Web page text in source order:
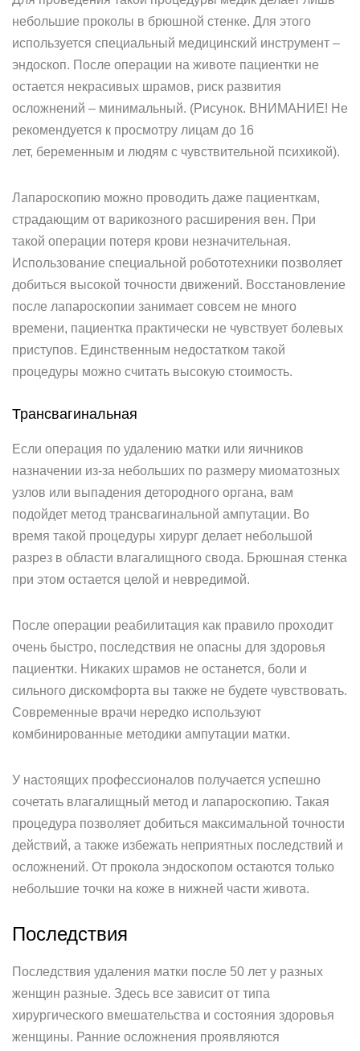
небольшие проколы в брюшной стенке. Для этого
используется специальный медицинский инструмент –
эндоскоп. После операции на животе пациентки не
остается некрасивых шрамов, риск развития
осложнений – минимальный. (Рисунок. ВНИМАНИЕ! Не
рекомендуется к просмотру лицам до 16
лет, беременным и людям с чувствительной психикой).
Лапароскопию можно проводить даже пациенткам,
страдающим от варикозного расширения вен. При
такой операции потеря крови незначительная.
Использование специальной робототехники позволяет
добиться высокой точности движений. Восстановление
после лапароскопии занимает совсем не много
времени, пациентка практически не чувствует болевых
приступов. Единственным недостатком такой
процедуры можно считать высокую стоимость.
Трансвагинальная
Если операция по удалению матки или яичников
назначении из-за небольших по размеру миоматозных
узлов или выпадения детородного органа, вам
подойдет метод трансвагинальной ампутации. Во
время такой процедуры хирург делает небольшой
разрез в области влагалищного свода. Брюшная стенка
при этом остается целой и невредимой.
После операции реабилитация как правило проходит
очень быстро, последствия не опасны для здоровья
пациентки. Никаких шрамов не останется, боли и
сильного дискомфорта вы также не будете чувствовать.
Современные врачи нередко используют
комбинированные методики ампутации матки.
У настоящих профессионалов получается успешно
сочетать влагалищный метод и лапароскопию. Такая
процедура позволяет добиться максимальной точности
действий, а также избежать неприятных последствий и
осложнений. От прокола эндоскопом остаются только
небольшие точки на коже в нижней части живота.
Последствия
Последствия удаления матки после 50 лет у разных
женщин разные. Здесь все зависит от типа
хирургического вмешательства и состояния здоровья
женщины. Ранние осложнения проявляются